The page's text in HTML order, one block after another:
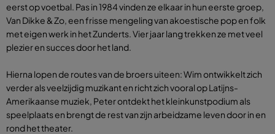
eerst op voetbal. Pas in 1984 vinden ze elkaar in hun eerste groep,
Van Dikke & Zo, een frisse mengeling van akoestische pop en folk
met eigen werk in het Zunderts. Vier jaar lang trekken ze met veel
plezier en succes door het land.
Hierna lopen de routes van de broers uiteen: Wim ontwikkelt zich
verder als veelzijdig muzikant en richt zich vooral op Latijns-
Amerikaanse muziek, Peter ontdekt het kleinkunstpodium als
speelplaats en brengt de rest van zijn arbeidzame leven door in en
rond het theater.